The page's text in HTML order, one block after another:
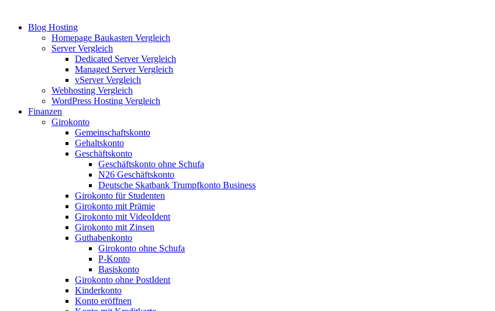
Blog Hosting
Homepage Baukasten Vergleich
Server Vergleich
Dedicated Server Vergleich
Managed Server Vergleich
vServer Vergleich
Webhosting Vergleich
WordPress Hosting Vergleich
Finanzen
Girokonto
Gemeinschaftskonto
Gehaltskonto
Geschäftskonto
Geschäftskonto ohne Schufa
N26 Geschäftskonto
Deutsche Skatbank Trumpfkonto Business
Girokonto für Studenten
Girokonto mit Prämie
Girokonto mit VideoIdent
Girokonto mit Zinsen
Guthabenkonto
Girokonto ohne Schufa
P-Konto
Basiskonto
Girokonto ohne PostIdent
Kinderkonto
Konto eröffnen